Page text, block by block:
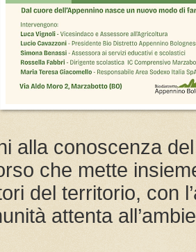
alla conoscenza
che mette
del territorio, con
attenta